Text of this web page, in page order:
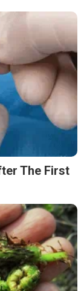
The First